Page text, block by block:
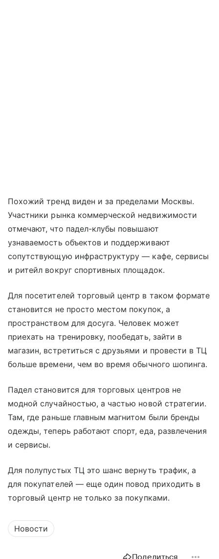
Похожий тренд виден и за пределами Москвы.
Участники рынка коммерческой недвижимости
отмечают, что падел-клубы повышают
узнаваемость объектов и поддерживают
сопутствующую инфраструктуру — кафе, сервисы
и ритейл вокруг спортивных площадок.
Для посетителей торговый центр в таком формате
становится не просто местом покупок, а
пространством для досуга. Человек может
приехать на тренировку, пообедать, зайти в
магазин, встретиться с друзьями и провести в ТЦ
больше времени, чем во время обычного шопинга.
Падел становится для торговых центров не
модной случайностью, а частью новой стратегии.
Там, где раньше главным магнитом были бренды
одежды, теперь работают спорт, еда, развлечения
и сервисы.
Для полупустых ТЦ это шанс вернуть трафик, а
для покупателей — еще один повод приходить в
торговый центр не только за покупками.
Новости
Поделиться